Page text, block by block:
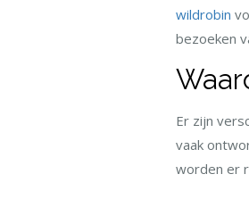
wildrobin
bezoeken
Er zijn
vaak
worden er